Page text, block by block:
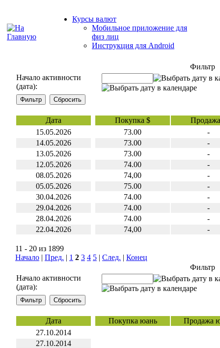
Курсы валют
Мобильное приложение для
физ лиц
Инструкция для Android
Фильтр
Начало активности
(дата):
Дата Покупка $
15.05.2026
73.00
-
14.05.2026
73.00
-
13.05.2026
73.00
-
12.05.2026
74.00
-
08.05.2026
74,00
-
05.05.2026
75.00
-
30.04.2026
74.00
-
29.04.2026
74.00
-
28.04.2026
74.00
-
22.04.2026
74,00 -
11 - 20 из 1899
Начало | Пред. | 1 2 3 4 5 | След. | Конец
Фильтр
Начало активности
(дата):
Дата Покупка юань
Продажа
27.10.2014
27.10.2014